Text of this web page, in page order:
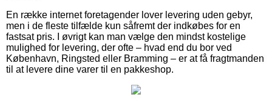
En række internet foretagender lover levering uden gebyr,
men i de fleste tilfælde kun såfremt der indkøbes for en
fastsat pris. I øvrigt kan man vælge den mindst kostelige
mulighed for levering, der ofte – hvad end du bor ved
København, Ringsted eller Bramming – er at få fragtmanden
til at levere dine varer til en pakkeshop.